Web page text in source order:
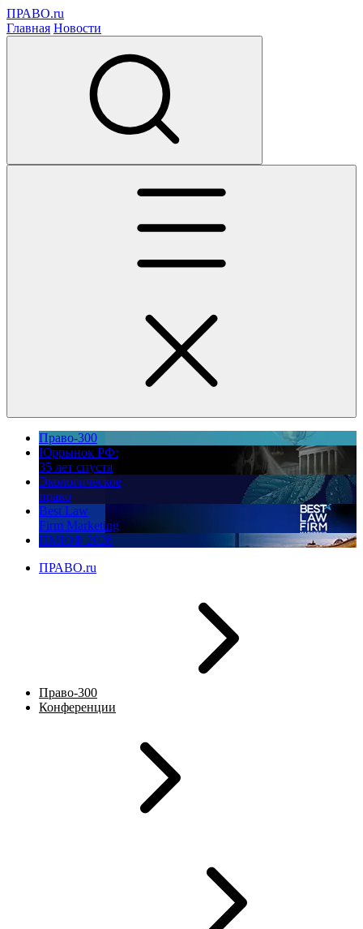
ПРАВО.ru
Главная Новости
Право-300
Юррынок РФ:
35 лет спустя
Экологическое
право
Best Law
Firm Marketing
ПМЮФ 2026
ПРАВО.ru
Право-300
Конференции